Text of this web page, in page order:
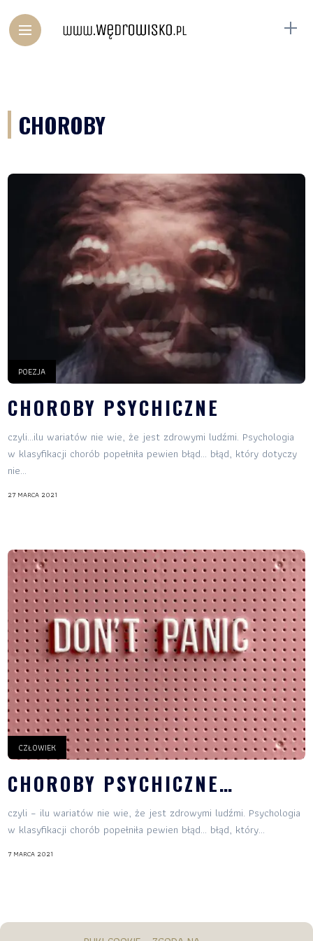
CHOROBY
POEZJA
CHOROBY PSYCHICZNE
czyli…ilu wariatów nie wie, że jest zdrowymi ludźmi. Psychologia
w klasyfikacji chorób popełniła pewien błąd… błąd, który dotyczy
nie...
27 MARCA 2021
CZŁOWIEK
CHOROBY PSYCHICZNE…
czyli – ilu wariatów nie wie, że jest zdrowymi ludźmi. Psychologia
w klasyfikacji chorób popełniła pewien błąd… błąd, który...
7 MARCA 2021